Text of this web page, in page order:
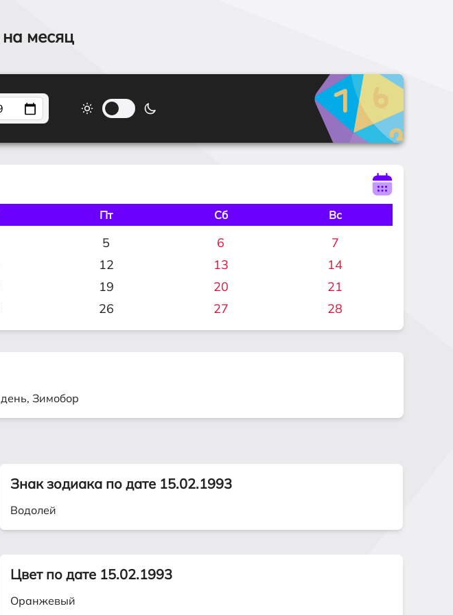
месяц
Пт Сб Вс
5 6
7
12 13
14
19 20
21
26 27 28
Зимобор
Знак зодиака по дате 15.02.1993
Водолей
Цвет по дате 15.02.1993
Оранжевый